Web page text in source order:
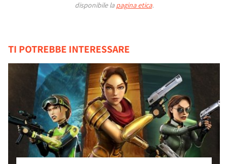
disponibile la pagina etica.
TI POTREBBE INTERESSARE